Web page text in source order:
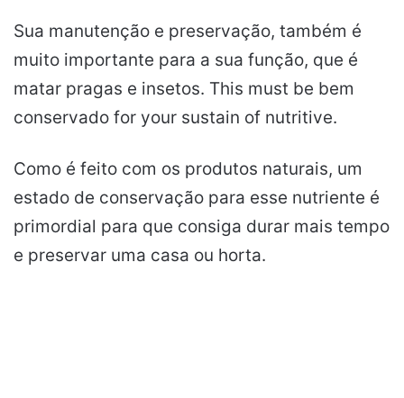
Sua manutenção e preservação, também é
muito importante para a sua função, que é
matar pragas e insetos. This must be bem
conservado for your sustain of nutritive.
Como é feito com os produtos naturais, um
estado de conservação para esse nutriente é
primordial para que consiga durar mais tempo
e preservar uma casa ou horta.